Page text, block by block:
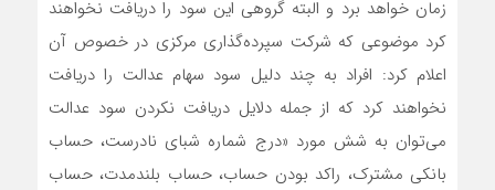
زمان خواهد برد و البته گروهی این سود را دریافت نخواهند
کرد موضوعی که شرکت سپرده‌گذاری مرکزی در خصوص آن
اعلام کرد: افراد به چند دلیل سود سهام عدالت را دریافت
نخواهند کرد که از جمله دلایل دریافت نکردن سود عدالت
می‌توان به شش مورد «درج شماره شبای نادرست، حساب
بانکی مشترک، راکد بودن حساب، حساب بلندمدت، حساب